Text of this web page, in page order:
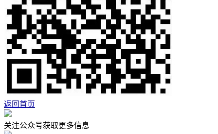
返回首页
关注公众号获取更多信息